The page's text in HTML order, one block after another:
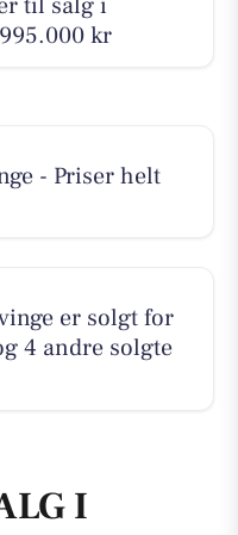
kr
- Priser helt
er solgt for
4 andre solgte
I